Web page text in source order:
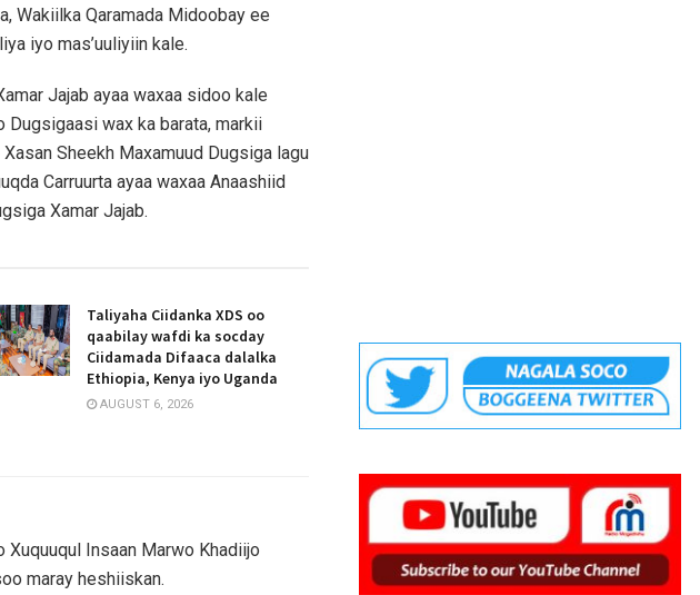
Wakiilka Qaramada Midoobay ee
iyo mas’uuliyiin kale.
Jajab ayaa waxaa sidoo kale
Dugsigaasi wax ka barata, markii
Sheekh Maxamuud Dugsiga lagu
Carruurta ayaa waxaa Anaashiid
Xamar Jajab.
Taliyaha Ciidanka XDS oo
qaabilay wafdi ka socday
Ciidamada Difaaca dalalka
Ethiopia, Kenya iyo Uganda
AUGUST 6, 2026
Insaan Marwo Khadiijo
maray heshiiskan.